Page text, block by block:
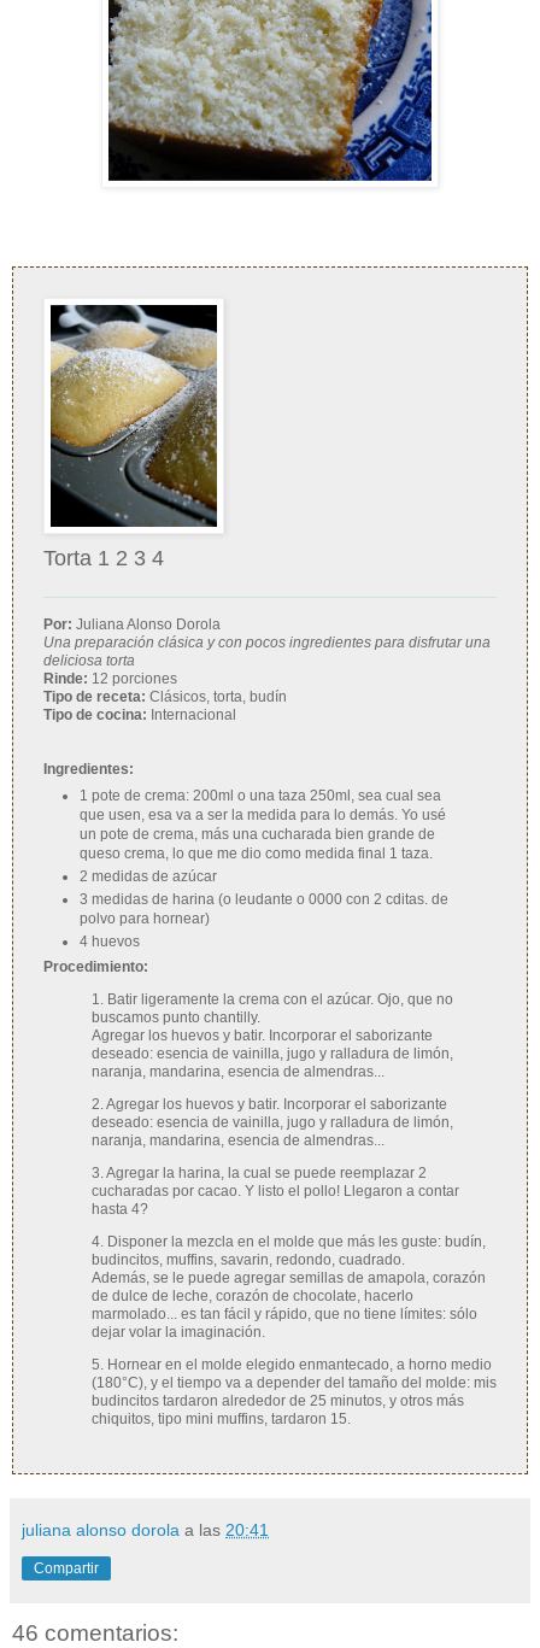
Torta 1 2 3 4
Por: Juliana Alonso Dorola
Una preparación clásica y con pocos ingredientes para disfrutar una
deliciosa torta
Rinde: 12 porciones
Tipo de receta: Clásicos, torta, budín
Tipo de cocina: Internacional
Ingredientes:
1 pote de crema: 200ml o una taza 250ml, sea cual sea
que usen, esa va a ser la medida para lo demás. Yo usé
un pote de crema, más una cucharada bien grande de
queso crema, lo que me dio como medida final 1 taza.
2 medidas de azúcar
3 medidas de harina (o leudante o 0000 con 2 cditas. de
polvo para hornear)
4 huevos
Procedimiento:
1. Batir ligeramente la crema con el azúcar. Ojo, que no
buscamos punto chantilly.
Agregar los huevos y batir. Incorporar el saborizante
deseado: esencia de vainilla, jugo y ralladura de limón,
naranja, mandarina, esencia de almendras...
2. Agregar los huevos y batir. Incorporar el saborizante
deseado: esencia de vainilla, jugo y ralladura de limón,
naranja, mandarina, esencia de almendras...
3. Agregar la harina, la cual se puede reemplazar 2
cucharadas por cacao. Y listo el pollo! Llegaron a contar
hasta 4?
4. Disponer la mezcla en el molde que más les guste: budín,
budincitos, muffins, savarin, redondo, cuadrado.
Además, se le puede agregar semillas de amapola, corazón
de dulce de leche, corazón de chocolate, hacerlo
marmolado... es tan fácil y rápido, que no tiene límites: sólo
dejar volar la imaginación.
5. Hornear en el molde elegido enmantecado, a horno medio
(180°C), y el tiempo va a depender del tamaño del molde: mis
budincitos tardaron alrededor de 25 minutos, y otros más
chiquitos, tipo mini muffins, tardaron 15.
juliana alonso dorola a las 20:41
Compartir
46 comentarios: